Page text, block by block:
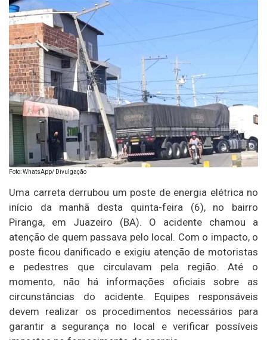
Foto: WhatsApp/ Divulgação
Uma carreta derrubou um poste de energia elétrica no
início da manhã desta quinta-feira (6), no bairro
Piranga, em Juazeiro (BA). O acidente chamou a
atenção de quem passava pelo local. Com o impacto, o
poste ficou danificado e exigiu atenção de motoristas
e pedestres que circulavam pela região. Até o
momento, não há informações oficiais sobre as
circunstâncias do acidente. Equipes responsáveis
devem realizar os procedimentos necessários para
garantir a segurança no local e verificar possíveis